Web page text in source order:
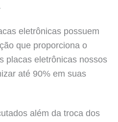
eletrônicas possuem
que proporciona o
placas eletrônicas nossos
até 90% em suas
além da troca dos